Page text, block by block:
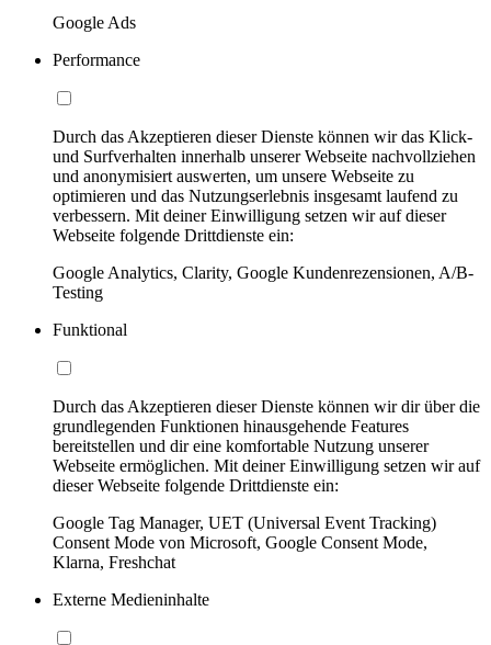
Google Ads
Performance
Durch das Akzeptieren dieser Dienste können wir das Klick-
und Surfverhalten innerhalb unserer Webseite nachvollziehen
und anonymisiert auswerten, um unsere Webseite zu
optimieren und das Nutzungserlebnis insgesamt laufend zu
verbessern. Mit deiner Einwilligung setzen wir auf dieser
Webseite folgende Drittdienste ein:
Google Analytics, Clarity, Google Kundenrezensionen, A/B-
Testing
Funktional
Durch das Akzeptieren dieser Dienste können wir dir über die
grundlegenden Funktionen hinausgehende Features
bereitstellen und dir eine komfortable Nutzung unserer
Webseite ermöglichen. Mit deiner Einwilligung setzen wir auf
dieser Webseite folgende Drittdienste ein:
Google Tag Manager, UET (Universal Event Tracking)
Consent Mode von Microsoft, Google Consent Mode,
Klarna, Freshchat
Externe Medieninhalte